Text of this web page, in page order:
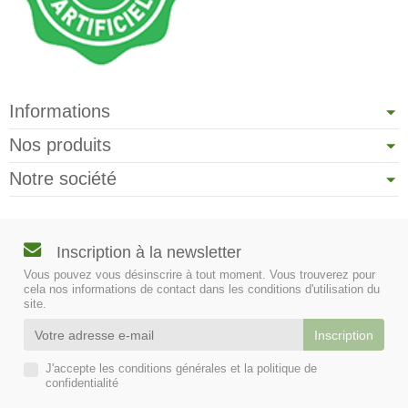
Informations
Nos produits
Notre société
Inscription à la newsletter
Vous pouvez vous désinscrire à tout moment. Vous trouverez pour
cela nos informations de contact dans les conditions d'utilisation du
site.
J'accepte les conditions générales et la politique de
confidentialité